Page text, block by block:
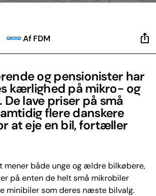
Af FDM
og pensionister har
kærlighed på mikro- og
lave priser på små
flere danskere
at eje en bil, fortæller
mener både unge og ældre bilkøbere,
på enten de helt små mikrobiler
minibiler som deres næste bilvalg.